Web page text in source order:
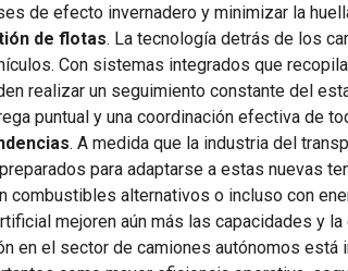
de efecto invernadero y minimizar la
de flotas. La tecnología detrás de los
Con sistemas integrados que
realizar un seguimiento constante del
puntual y una coordinación efectiva de
. A medida que la industria del
para adaptarse a estas nuevas
combustibles alternativos o incluso con
mejoren aún más las capacidades y
en el sector de camiones autónomos